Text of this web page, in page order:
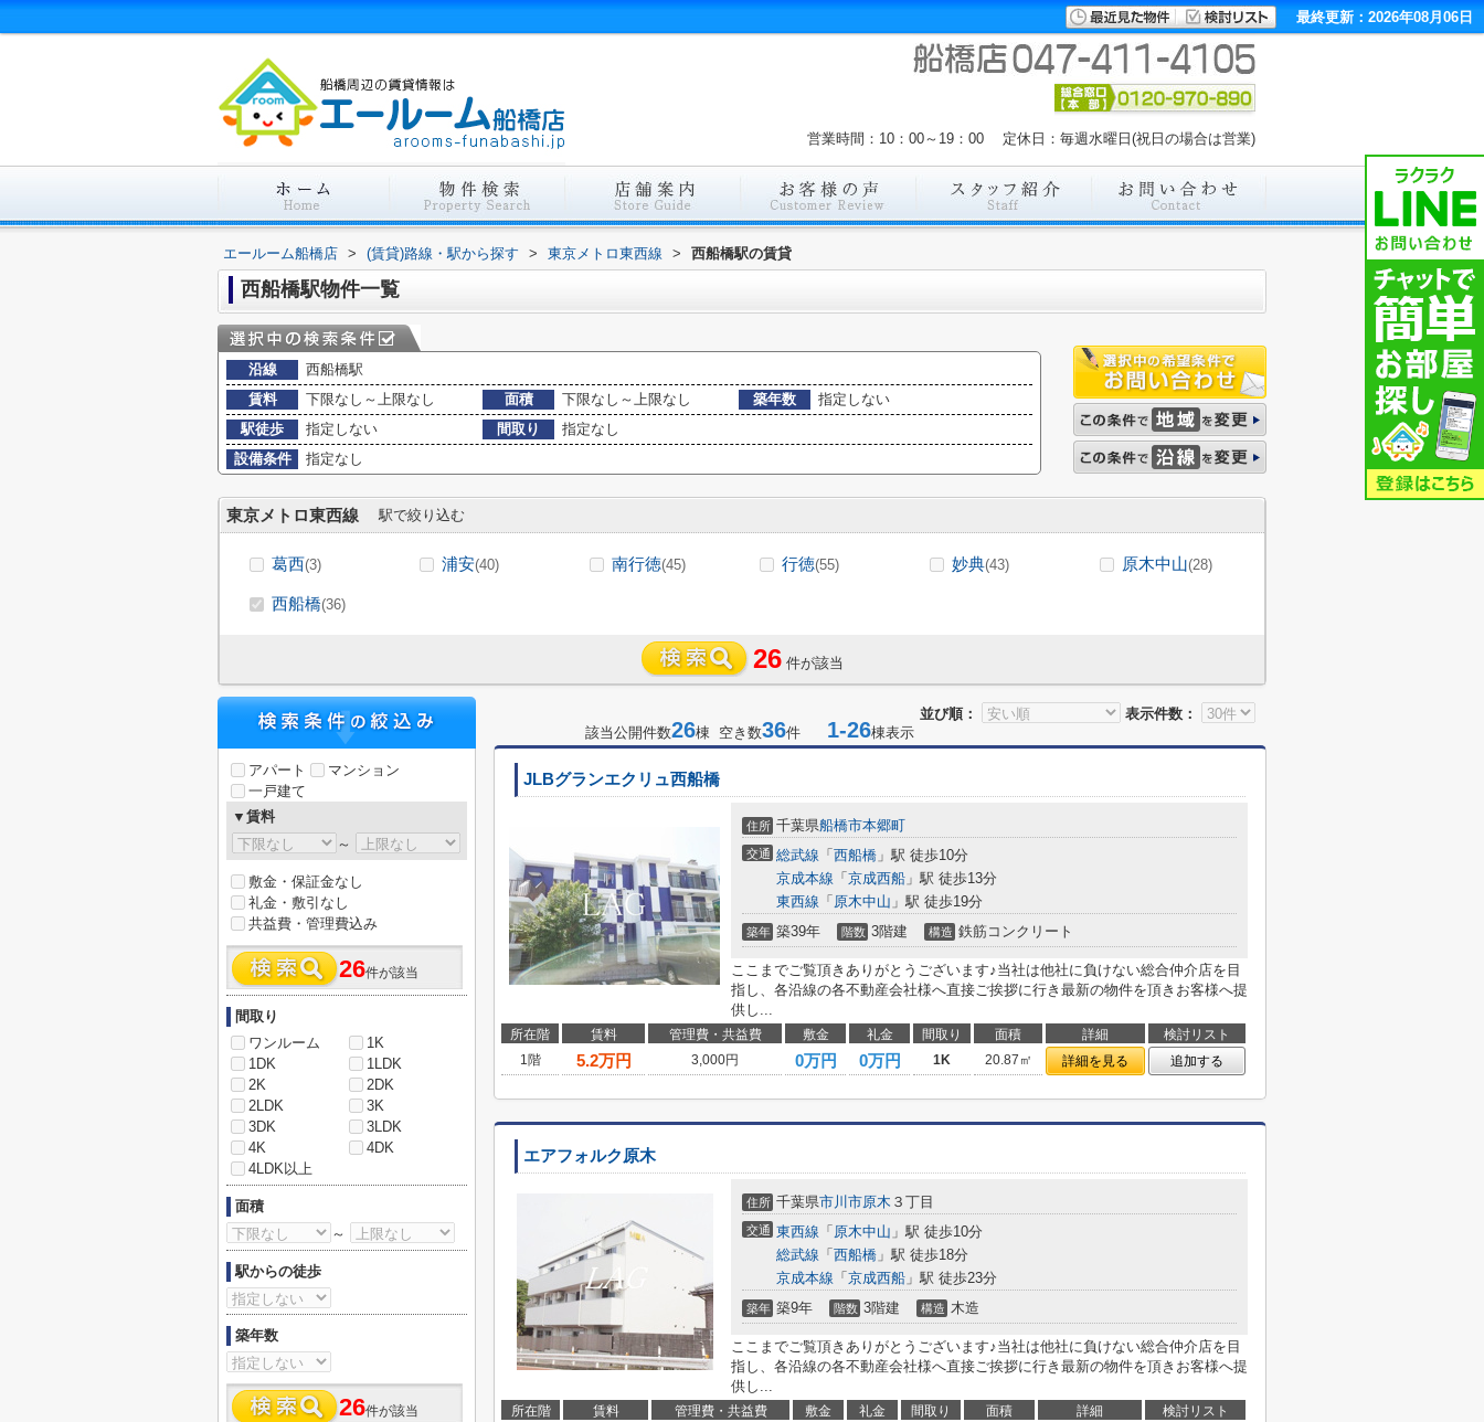
最終更新：2026年08月06日
営業時間：10：00～19：00 定休日：毎週水曜日(祝日の場合は営業)
エールーム船橋店 > (賃貸)路線・駅から探す > 東京メトロ東西線 > 西船橋駅の賃貸
西船橋駅物件一覧
沿線
西船橋駅
賃料
下限なし～上限なし 面積 下限なし～上限なし 築年数
指定しない
駅徒歩
指定しない 間取り
指定なし
設備条件
指定なし
東京メトロ東西線 駅で絞り込む
葛西(3) 浦安(40) 南行徳(45) 行徳(55) 妙典(43) 原木中山(28)
西船橋(36)
26 件が該当
並び順：
表示件数：
該当公開件数26棟 空き数36件 1-26棟表示
JLBグランエクリュ西船橋
住所 千葉県船橋市本郷町
交通 総武線 「 西船橋 」駅 徒歩10分
京成本線 「 京成西船 」駅 徒歩13分
東西線 「 原木中山 」駅 徒歩19分
築年 築39年 階数 3階建 構造 鉄筋コンクリート
ここまでご覧頂きありがとうございます♪当社は他社に負けない総合仲介店を目
指し、各沿線の各不動産会社様へ直接ご挨拶に行き最新の物件を頂きお客様へ提
供し...
所在階 賃料 管理費・共益費 敷金 礼金 間取り 面積 詳細
検討リスト
1階
5.2万円 3,000円 0万円 0万円 1K 20.87㎡ 詳細を見る 追加する
エアフォルク原木
住所 千葉県市川市原木 ３丁目
交通 東西線 「 原木中山 」駅 徒歩10分
総武線 「 西船橋 」駅 徒歩18分
京成本線 「 京成西船 」駅 徒歩23分
築年 築9年 階数 3階建 構造 木造
ここまでご覧頂きありがとうございます♪当社は他社に負けない総合仲介店を目
指し、各沿線の各不動産会社様へ直接ご挨拶に行き最新の物件を頂きお客様へ提
供し...
所在階 賃料 管理費・共益費 敷金 礼金 間取り 面積 詳細
検討リスト
アパート
マンション
一戸建て
▼賃料
～
敷金・保証金なし
礼金・敷引なし
共益費・管理費込み
26件が該当
間取り
ワンルーム
1K
1DK
1LDK
2K
2DK
2LDK
3K
3DK
3LDK
4K
4DK
4LDK以上
面積
～
駅からの徒歩
築年数
26件が該当